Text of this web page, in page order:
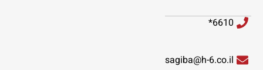
6610*
sagiba@h-6.co.il